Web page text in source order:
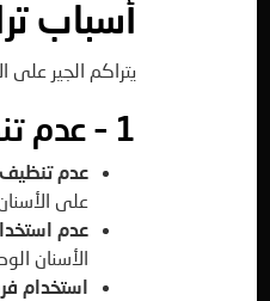
أسباب
يتراكم الجير على
1 – عدم تنظيف الأسنان بشكل كافٍ
عدم تنظيف
على
عدم
الأسنان
استخدام